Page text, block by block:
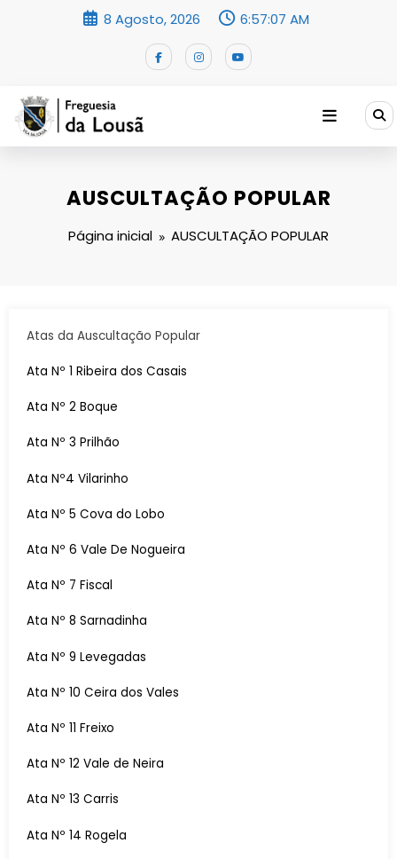
8 Agosto, 2026 6:57:07 AM
AUSCULTAÇÃO POPULAR
Página inicial AUSCULTAÇÃO POPULAR
Atas da Auscultação Popular
Ata Nº 1 Ribeira dos Casais
Ata Nº 2 Boque
Ata Nº 3 Prilhão
Ata Nº4 Vilarinho
Ata Nº 5 Cova do Lobo
Ata Nº 6 Vale De Nogueira
Ata Nº 7 Fiscal
Ata Nº 8 Sarnadinha
Ata Nº 9 Levegadas
Ata Nº 10 Ceira dos Vales
Ata Nº 11 Freixo
Ata Nº 12 Vale de Neira
Ata Nº 13 Carris
Ata Nº 14 Rogela